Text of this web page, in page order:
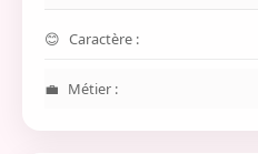
Caractère :
Métier :